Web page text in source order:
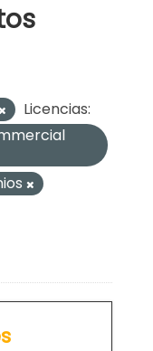
Licencias: